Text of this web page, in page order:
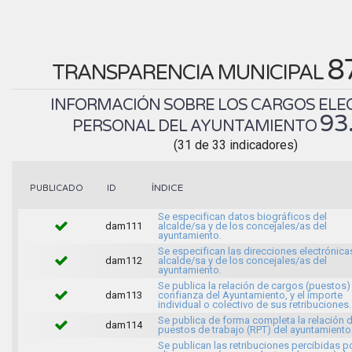
TRANSPARENCIA MUNICIPAL
INFORMACIÓN SOBRE LOS CARGOS
PERSONAL DEL AYUNTAMIENTO
(31 de 33 indicadores)
PUBLICADO ID ÍNDICE
dam111
Se especifican datos biográficos del
alcalde/sa y de los concejales/as del
ayuntamiento.
dam112
Se especifican las direcciones
alcalde/sa y de los concejales/as del
ayuntamiento.
dam113
Se publica la relación de cargos
confianza del Ayuntamiento, y el importe
individual o colectivo de sus retribuciones.
dam114
Se publica de forma completa la relación
puestos de trabajo (RPT) del
Se publican las retribuciones percibidas